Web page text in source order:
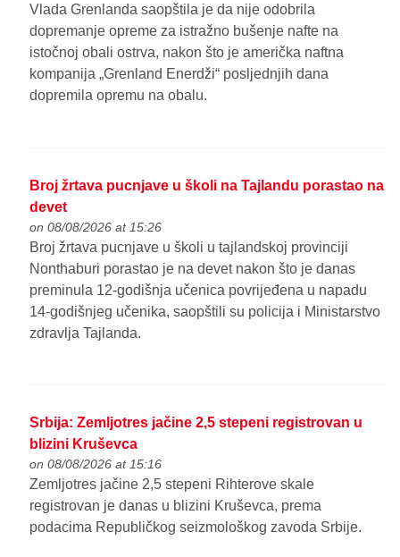
Vlada Grenlanda saopštila je da nije odobrila
dopremanje opreme za istražno bušenje nafte na
istočnoj obali ostrva, nakon što je američka naftna
kompanija „Grenland Enerdži“ posljednjih dana
dopremila opremu na obalu.
Broj žrtava pucnjave u školi na Tajlandu porastao na
devet
on 08/08/2026 at 15:26
Broj žrtava pucnjave u školi u tajlandskoj provinciji
Nonthaburi porastao je na devet nakon što je danas
preminula 12-godišnja učenica povrijeđena u napadu
14-godišnjeg učenika, saopštili su policija i Ministarstvo
zdravlja Tajlanda.
Srbija: Zemljotres jačine 2,5 stepeni registrovan u
blizini Kruševca
on 08/08/2026 at 15:16
Zemljotres jačine 2,5 stepeni Rihterove skale
registrovan je danas u blizini Kruševca, prema
podacima Republičkog seizmološkog zavoda Srbije.